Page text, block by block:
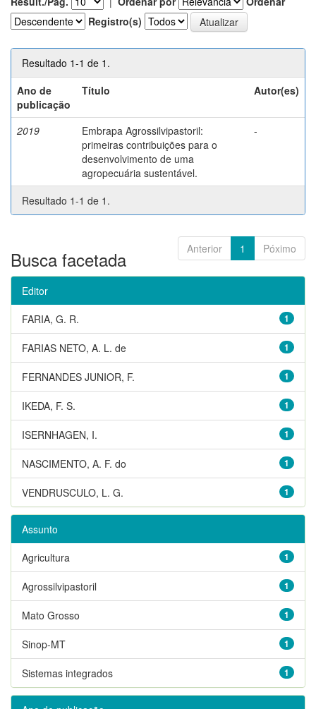
Registro(s)
Resultado 1-1 de 1.
Ano de
publicação
Título Autor(es)
2019
Embrapa Agrossilvipastoril:
primeiras contribuições para o
desenvolvimento de uma
agropecuária sustentável.
-
Resultado 1-1 de 1.
Anterior 1 Póximo
Busca facetada
Editor
1
FARIA, G. R.
1
FARIAS NETO, A. L. de
1
FERNANDES JUNIOR, F.
1
IKEDA, F. S.
1
ISERNHAGEN, I.
1
NASCIMENTO, A. F. do
1
VENDRUSCULO, L. G.
Assunto
1
Agricultura
1
Agrossilvipastoril
1
Mato Grosso
1
Sinop-MT
1
Sistemas integrados